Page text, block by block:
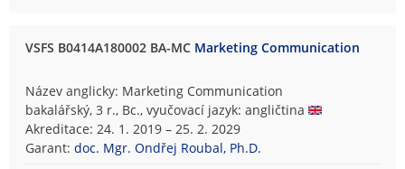
VSFS B0414A180002 BA-MC Marketing Communication
Název anglicky: Marketing Communication
bakalářský, 3 r., Bc., vyučovací jazyk: angličtina
Akreditace: 24. 1. 2019 – 25. 2. 2029
Garant:doc. Mgr. Ondřej Roubal, Ph.D.